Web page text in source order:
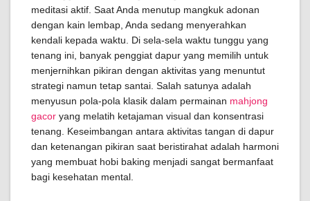
meditasi aktif. Saat Anda menutup mangkuk adonan
dengan kain lembap, Anda sedang menyerahkan
kendali kepada waktu. Di sela-sela waktu tunggu yang
tenang ini, banyak penggiat dapur yang memilih untuk
menjernihkan pikiran dengan aktivitas yang menuntut
strategi namun tetap santai. Salah satunya adalah
menyusun pola-pola klasik dalam permainan mahjong
gacor yang melatih ketajaman visual dan konsentrasi
tenang. Keseimbangan antara aktivitas tangan di dapur
dan ketenangan pikiran saat beristirahat adalah harmoni
yang membuat hobi baking menjadi sangat bermanfaat
bagi kesehatan mental.